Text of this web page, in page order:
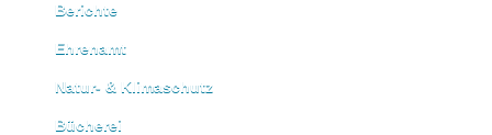
Berichte
Ehrenamt
Natur- & Klimaschutz
Bücherei